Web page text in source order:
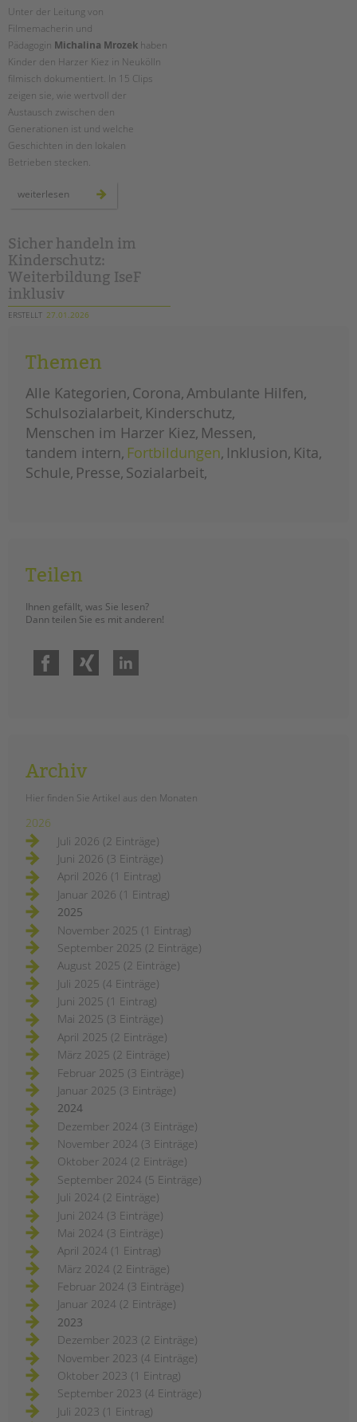
Unter der Leitung von
Filmemacherin und
Pädagogin Michalina Mrozek haben
Kinder den Harzer Kiez in Neukölln
filmisch dokumentiert. In 15 Clips
zeigen sie, wie wertvoll der
Austausch zwischen den
Generationen ist und welche
Geschichten in den lokalen
Betrieben stecken.
weiterlesen
kiez:
ein
projekt
im
treffpunkt
harzerkiez
Sicher handeln im
Kinderschutz:
Weiterbildung IseF
inklusiv
ERSTELLT 27.01.2026
Die Weiterbildung IseF inklusiv in
bereitet pädagogische Fachkräfte
gezielt auf Fachberatung nach § 8a
SGB VIII vor – inklusiv, praxisnah und
interdisziplinär. Anmeldung ab sofort
möglich.
Themen
Alle Kategorien Corona Ambulante Hilfen
Schulsozialarbeit Kinderschutz
Menschen im Harzer Kiez Messen
tandem intern Fortbildungen Inklusion Kita
Schule Presse Sozialarbeit
Teilen
Ihnen gefällt, was Sie lesen?
Dann teilen Sie es mit anderen!
Facebook
Archiv
Hier finden Sie Artikel aus den Monaten
2026
Juli 2026 (2 Einträge)
Juni 2026 (3 Einträge)
April 2026 (1 Eintrag)
Januar 2026 (1 Eintrag)
2025
November 2025 (1 Eintrag)
September 2025 (2 Einträge)
August 2025 (2 Einträge)
Juli 2025 (4 Einträge)
Juni 2025 (1 Eintrag)
Mai 2025 (3 Einträge)
April 2025 (2 Einträge)
März 2025 (2 Einträge)
Februar 2025 (3 Einträge)
Januar 2025 (3 Einträge)
2024
Dezember 2024 (3 Einträge)
November 2024 (3 Einträge)
Oktober 2024 (2 Einträge)
September 2024 (5 Einträge)
Juli 2024 (2 Einträge)
Juni 2024 (3 Einträge)
Mai 2024 (3 Einträge)
April 2024 (1 Eintrag)
März 2024 (2 Einträge)
Februar 2024 (3 Einträge)
Januar 2024 (2 Einträge)
2023
Dezember 2023 (2 Einträge)
November 2023 (4 Einträge)
Oktober 2023 (1 Eintrag)
September 2023 (4 Einträge)
Juli 2023 (1 Eintrag)